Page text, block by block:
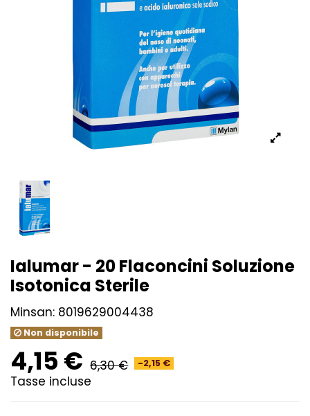
Ialumar - 20 Flaconcini Soluzione
Isotonica Sterile
Minsan: 8019629004438
Non disponibile
4,15 € 6,30 € -2,15 €
Tasse incluse